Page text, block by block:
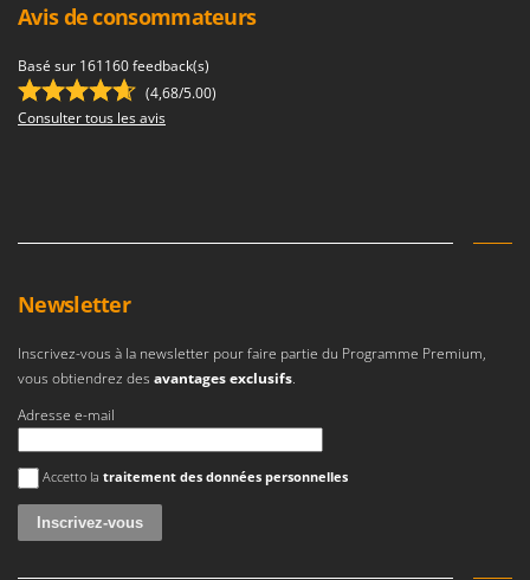
T
Tecla
TecnoGen
Tineco
Tornado
Tre Spade
Trev - Abrek - TecnoVIR
Trotec
Troy-Bilt
U
Udor
Avis de consommateurs
Basé sur 161160 feedback(s)
(4,68/5.00)
Consulter tous les avis
Newsletter
Inscrivez-vous à la newsletter pour faire partie du Programme Premium,
vous obtiendrez des avantages exclusifs.
Adresse e-mail
Une erreur est survenue
Accetto la traitement des données personnelles